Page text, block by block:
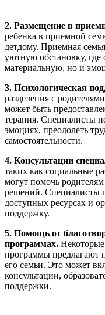
2. Размещение в
ребенка в приемной
детдому. Приемная
уютную обстановку, где
материальную, но и
3. Психологическая
разделения с
может быть
терапия. Специалисты
эмоциях, преодолеть
самостоятельности.
4. Консультации
таких как социальные
могут помочь
решений. Специалисты
доступных ресурсах и
поддержку.
5. Помощь от
программах.
программы предлагают
его семьи. Это может
консультации,
поддержки.